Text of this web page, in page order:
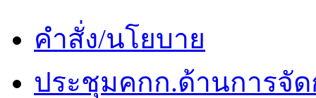
คำสั่ง/นโยบาย
ประชุมคกก.ด้านการจัด